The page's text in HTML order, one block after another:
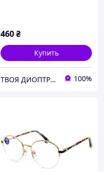
460₴
Купить
ТВОЯ ДИОПТРИЯ 100%